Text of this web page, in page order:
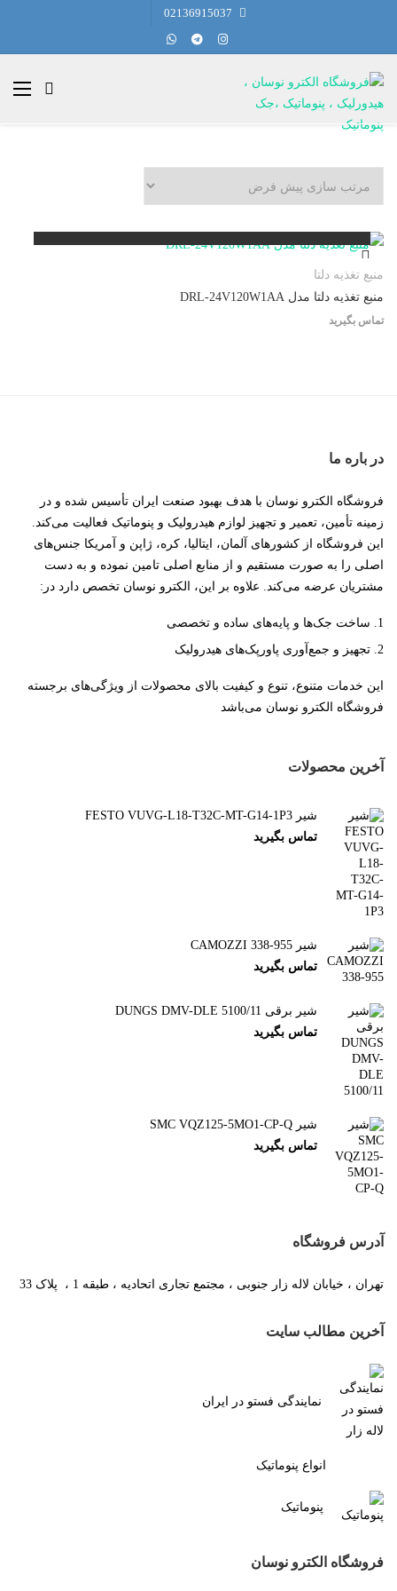
02136915037
منبع تغذیه دلتا
منبع تغذیه دلتا مدل DRL-24V120W1AA
تماس بگیرید
در باره ما
فروشگاه الکترو نوسان با هدف بهبود صنعت ایران تأسیس شده و در
زمینه تأمین، تعمیر و تجهیز لوازم هیدرولیک و پنوماتیک فعالیت می‌کند.
این فروشگاه از کشورهای آلمان، ایتالیا، کره، ژاپن و آمریکا جنس‌های
اصلی را به صورت مستقیم و از منابع اصلی تامین نموده و به دست
مشتریان عرضه می‌کند. علاوه بر این، الکترو نوسان تخصص دارد در:
ساخت جک‌ها و پایه‌های ساده و تخصصی
تجهیز و جمع‌آوری پاورپک‌های هیدرولیک
این خدمات متنوع، تنوع و کیفیت بالای محصولات از ویژگی‌های برجسته
فروشگاه الکترو نوسان می‌باشد
آخرین محصولات
شیر FESTO VUVG-L18-T32C-MT-G14-1P3
تماس بگیرید
شیر CAMOZZI 338-955
تماس بگیرید
شیر برقی DUNGS DMV-DLE 5100/11
تماس بگیرید
شیر SMC VQZ125-5MO1-CP-Q
تماس بگیرید
آدرس فروشگاه
تهران ، خیابان لاله زار جنوبی ، مجتمع تجاری اتحادیه ، طبقه 1 ، پلاک 33
آخرین مطالب سایت
نمایندگی فستو در ایران
انواع پنوماتیک
پنوماتیک
فروشگاه الکترو نوسان